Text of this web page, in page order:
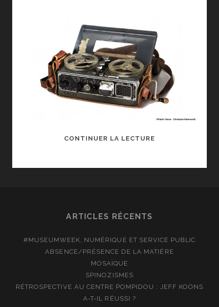
CONTINUER LA LECTURE
ARTICLES RÉCENTS
#MUSEUMWEEK, NUMÉRIQUE ET SERVICE PUBLIC
ABSENCE/PRÉSENCE DE LA MATIÈRE
MOSAÏQUE
SPINOZISMES
RÉTROSPECTIVE AU CENTRE POMPIDOU : JEFF KOONS
A-T-IL RÉUSSI ?